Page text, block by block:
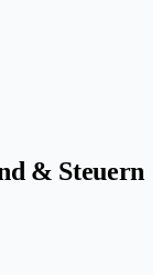
& Steuern